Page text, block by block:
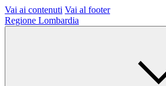
Vai ai contenuti Vai al footer
Regione Lombardia